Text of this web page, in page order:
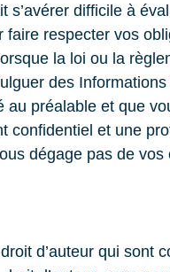
s’avérer difficile à
faire respecter vos
la loi ou la
des
préalable et que
confidentiel et une
dégage pas de
d’auteur qui